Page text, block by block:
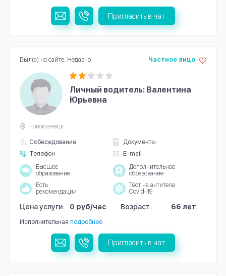
Пригласить в чат
Личный водитель: Валентина
Юрьевна
Собеседование
Документы
Телефон
E-mail
Частное лицо
Новокузнецк
Высшее
образование
Дополнительное
образование
Есть
рекомендации
Тест на антитела
Covid-19
Цена услуги: 0 руб/час Возраст: 66 лет
Исполнительная подробнее
Был(а) на сайте: Недавно
Пригласить в чат